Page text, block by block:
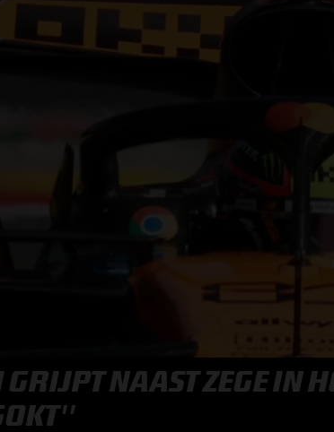
GRIJPT NAAST ZEGE IN
F1 KWALIFICATIES
F1 COUREURS
F1 TEAMS KAMPIOENSCHAP
MAX VERSTAPPEN